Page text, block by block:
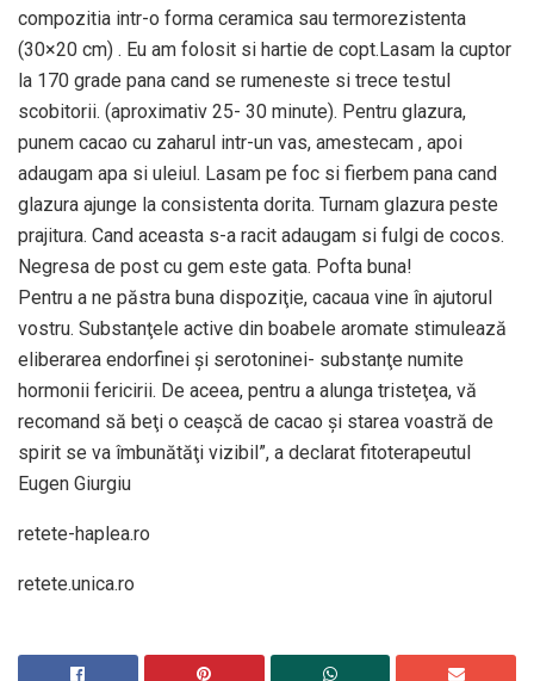
compozitia intr-o forma ceramica sau termorezistenta
(30×20 cm) . Eu am folosit si hartie de copt.Lasam la cuptor
la 170 grade pana cand se rumeneste si trece testul
scobitorii. (aproximativ 25- 30 minute). Pentru glazura,
punem cacao cu zaharul intr-un vas, amestecam , apoi
adaugam apa si uleiul. Lasam pe foc si fierbem pana cand
glazura ajunge la consistenta dorita. Turnam glazura peste
prajitura. Cand aceasta s-a racit adaugam si fulgi de cocos.
Negresa de post cu gem este gata. Pofta buna!
Pentru a ne păstra buna dispoziţie, cacaua vine în ajutorul
vostru. Substanţele active din boabele aromate stimulează
eliberarea endorfinei şi serotoninei- substanţe numite
hormonii fericirii. De aceea, pentru a alunga tristeţea, vă
recomand să beţi o ceaşcă de cacao şi starea voastră de
spirit se va îmbunătăţi vizibil”, a declarat fitoterapeutul
Eugen Giurgiu
retete-haplea.ro
retete.unica.ro